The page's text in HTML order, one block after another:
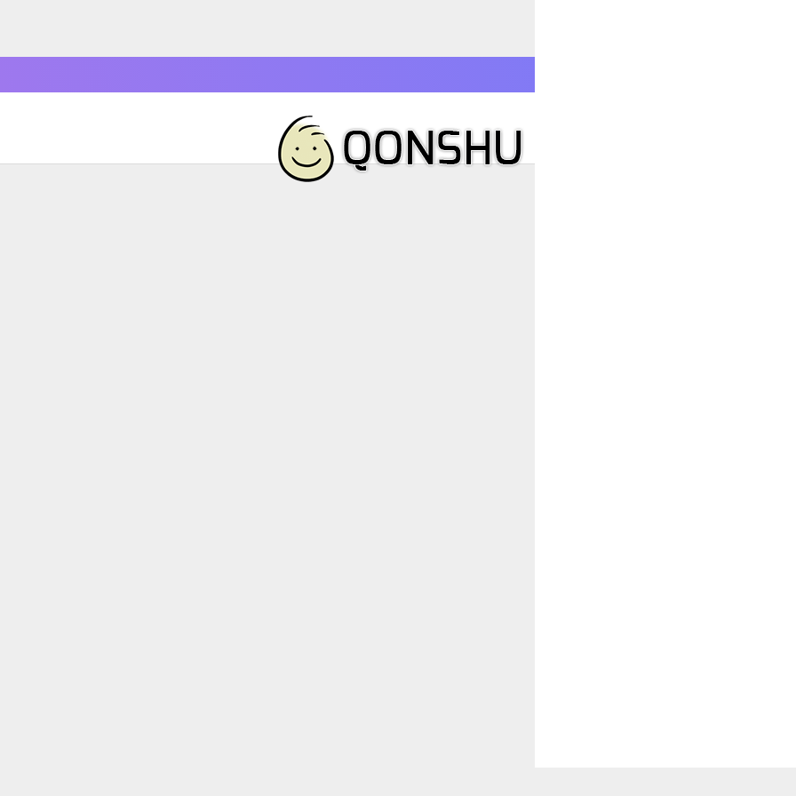
به زبان فارسی